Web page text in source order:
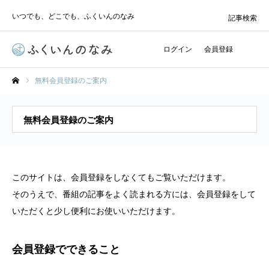
いつでも、どこでも、ふくいんのなみ
ログイン 会員登録
記事検索
無料会員登録のご案内
無料会員登録のご案内
このサイトは、会員登録をしなくてもご覧いただけます。
そのうえで、番組の記事をよく読まれる方には、会員登録をして
いただくと少し便利にお使いいただけます。
会員登録でできること